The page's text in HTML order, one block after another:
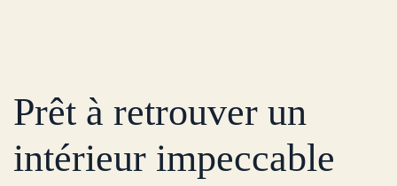
Prêt à retrouver un
intérieur impeccable